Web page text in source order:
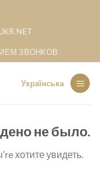
ЗВОНКОВ
Українська
не было.
хотите увидеть.